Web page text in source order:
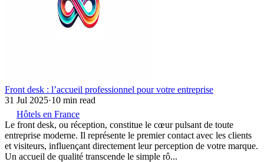
Front desk : l’accueil professionnel pour votre entreprise
31 Jul 2025·10 min read
Hôtels en France
Le front desk, ou réception, constitue le cœur pulsant de toute
entreprise moderne. Il représente le premier contact avec les clients
et visiteurs, influençant directement leur perception de votre marque.
Un accueil de qualité transcende le simple rô...